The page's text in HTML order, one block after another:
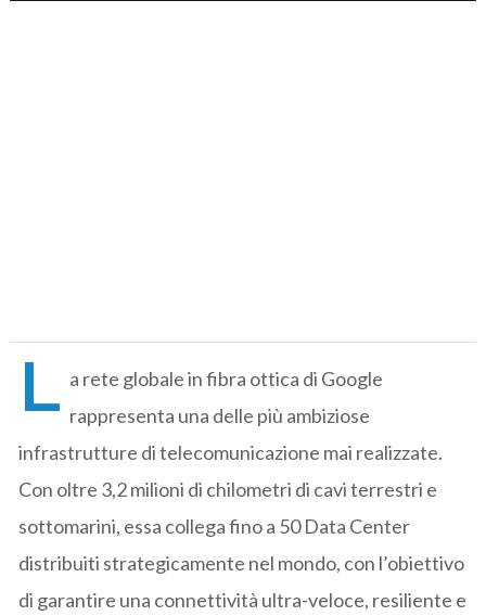
L a rete globale in fibra ottica di Google
rappresenta una delle più ambiziose
infrastrutture di telecomunicazione mai realizzate.
Con oltre 3,2 milioni di chilometri di cavi terrestri e
sottomarini, essa collega fino a 50 Data Center
distribuiti strategicamente nel mondo, con l’obiettivo
di garantire una connettività ultra-veloce, resiliente e